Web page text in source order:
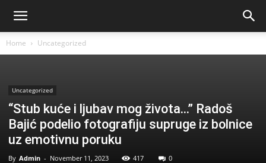
Home Uncategorized
Uncategorized
“Stub kuće i ljubav mog života…” Radoš
Bajić podelio fotografiju supruge iz bolnice
uz emotivnu poruku
By Admin - November 11, 2023 417 0